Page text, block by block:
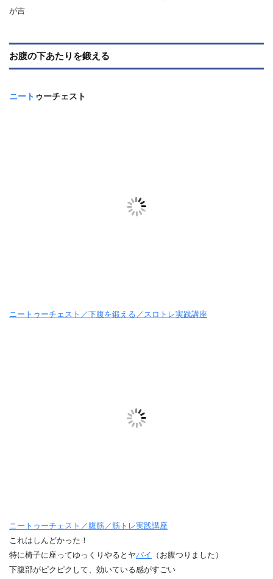
が吉
お腹の下あたりを鍛える
ニート ゥーチェスト
ニートゥーチェスト／下腹を鍛える／スロトレ実践講座
ニートゥーチェスト／腹筋／筋トレ実践講座
これはしんどかった！
特に椅子に座ってゆっくりやるとヤバイ
（お腹つりました）
下腹部がピクピクして、効いている感がすごい